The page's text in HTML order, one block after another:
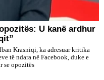
U kanë ardhur
Krasniqi, ka adresuar kritika
të ndara në Facebook, duke e
se opozitës